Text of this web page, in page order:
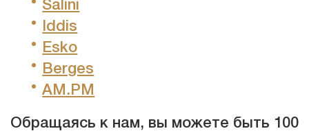
Salini
Iddis
Esko
Berges
AM.PM
Обращаясь к нам, вы можете быть 100